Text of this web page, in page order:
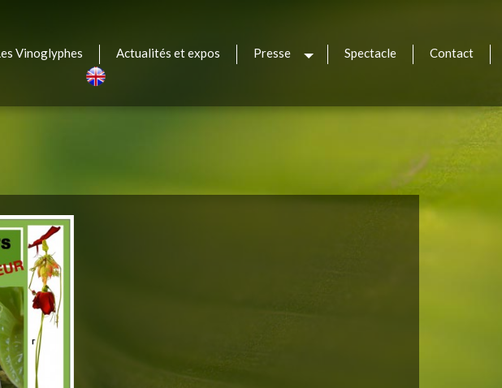
Vinoglyphes Actualités et expos Presse Spectacle
Contact
English